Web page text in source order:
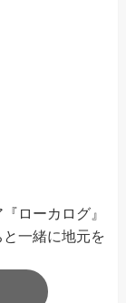
ローカログ』
一緒に地元を